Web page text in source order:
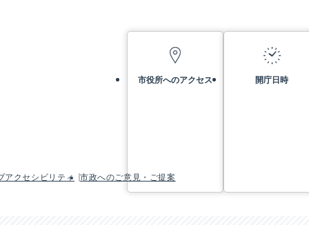
市役所へのアクセス 開庁日時
アクセシビリティ 市政へのご意見・ご提案